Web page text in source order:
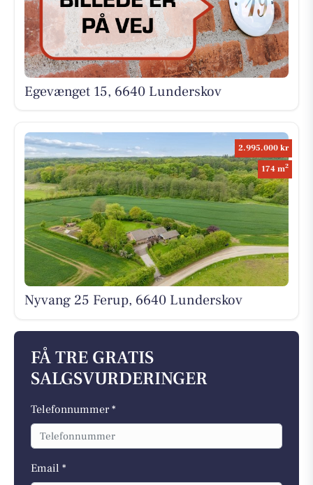
Egevænget 15, 6640 Lunderskov
2.995.000 kr
174 m2
Nyvang 25 Ferup, 6640 Lunderskov
FÅ TRE GRATIS
SALGSVURDERINGER
Telefonnummer *
Email *